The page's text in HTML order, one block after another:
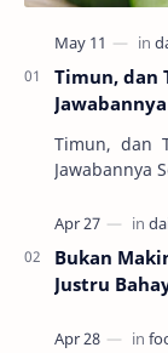
Timun, dan
Jawabannya
Timun, dan
Jawabannya
Bukan
Justru